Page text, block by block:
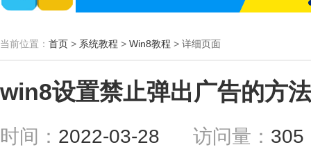
当前位置： 首页 > 系统教程 > Win8教程 > 详细页面
win8设置禁止弹出广告的方法
时间： 2022-03-28 访问量：